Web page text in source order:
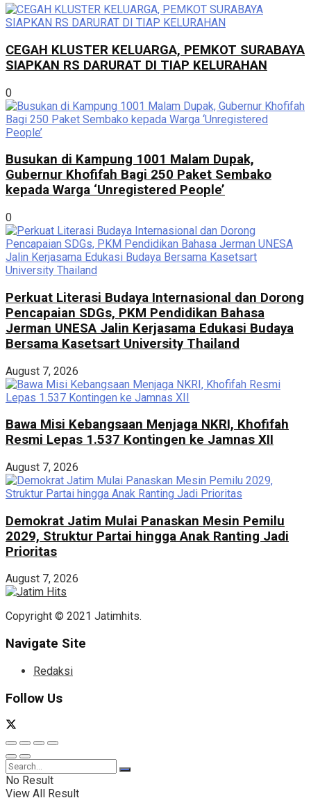
CEGAH KLUSTER KELUARGA, PEMKOT SURABAYA
SIAPKAN RS DARURAT DI TIAP KELURAHAN
0
Busukan di Kampung 1001 Malam Dupak,
Gubernur Khofifah Bagi 250 Paket Sembako
kepada Warga ‘Unregistered People’
0
Perkuat Literasi Budaya Internasional dan Dorong
Pencapaian SDGs, PKM Pendidikan Bahasa
Jerman UNESA Jalin Kerjasama Edukasi Budaya
Bersama Kasetsart University Thailand
August 7, 2026
Bawa Misi Kebangsaan Menjaga NKRI, Khofifah
Resmi Lepas 1.537 Kontingen ke Jamnas XII
August 7, 2026
Demokrat Jatim Mulai Panaskan Mesin Pemilu
2029, Struktur Partai hingga Anak Ranting Jadi
Prioritas
August 7, 2026
Copyright © 2021 Jatimhits.
Navigate Site
Redaksi
Follow Us
No Result
View All Result